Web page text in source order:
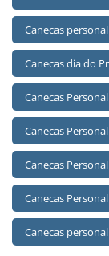
Canecas
Canecas dia do
Canecas
Canecas
Canecas
Canecas
Canecas